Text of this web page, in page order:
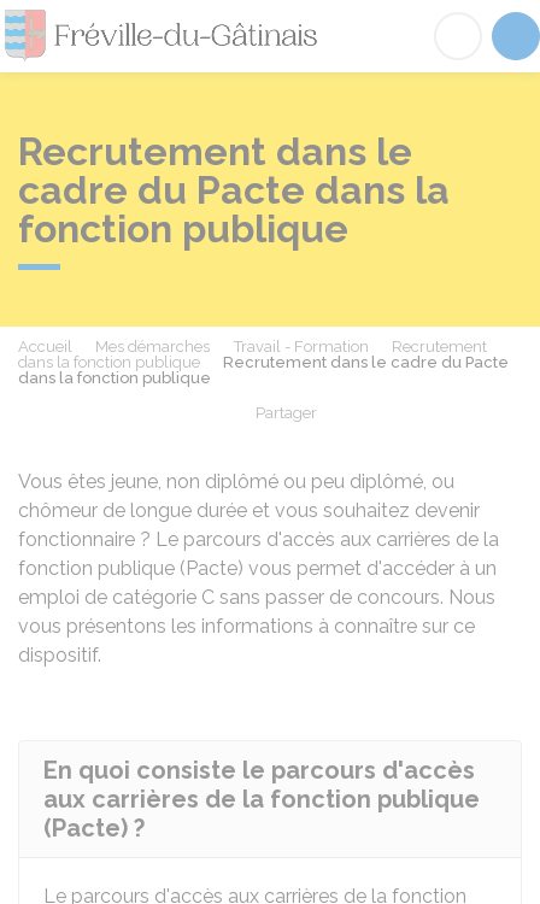
Fréville-du-
Recrutement dans le
cadre du Pacte dans la
fonction publique
Accueil Mes démarches Travail - Formation
Recrutement
dans la fonction publique
Recrutement dans le cadre du Pacte
dans la fonction publique
Partager
Vous êtes jeune, non diplômé ou peu diplômé, ou
chômeur de longue durée et vous souhaitez devenir
fonctionnaire ? Le parcours d'accès aux carrières de la
fonction publique (Pacte) vous permet d'accéder à un
emploi de catégorie C sans passer de concours. Nous
vous présentons les informations à connaître sur ce
dispositif.
En quoi consiste le parcours d'accès
aux carrières de la fonction publique
(Pacte) ?
Le parcours d'accès aux carrières de la fonction